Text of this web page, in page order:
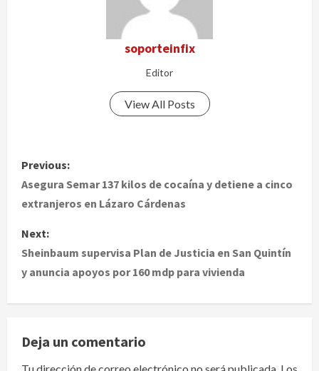
soporteinfix
Editor
View All Posts
P
o
t
n
a
v
Previous:
Asegura Semar 137 kilos de cocaína y detiene a cinco
extranjeros en Lázaro Cárdenas
Next:
Sheinbaum supervisa Plan de Justicia en San Quintín
y anuncia apoyos por 160 mdp para vivienda
Deja un comentario